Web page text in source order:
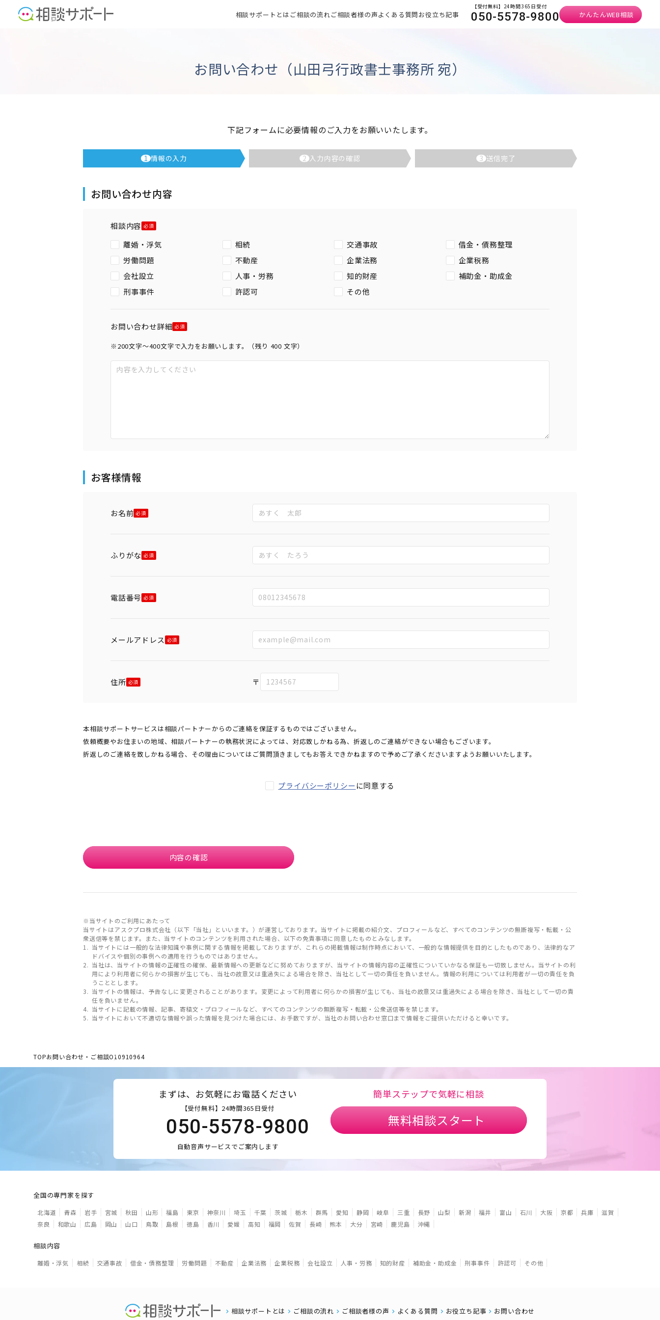
相談サポートとは ご相談の流れご相談者様の声よくある質問お役立ち記事
【受付無料】24時間365日受付
050-5578-9800 かんたんWEB相談
お問い合わせ（山田弓行政書士事務所 宛）
下記フォームに必要情報のご入力をお願いいたします。
1 情報の入力 2 入力内容の確認 3 送信完了
お問い合わせ内容
相談内容
離婚・浮気
相続 交通事故
借金・債務整理
労働問題
不動産 企業法務
企業税務
会社設立
人事・労務 知的財産
補助金・助成金
刑事事件
許認可 その他
お問い合わせ詳細
※200文字〜400文字で入力をお願いします。（残り 400 文字）
お客様情報
お名前
ふりがな
電話番号
メールアドレス
住所 〒
本相談サポートサービスは相談パートナーからのご連絡を保証するものではございません。
依頼概要やお住まいの地域、相談パートナーの執務状況によっては、対応致しかねる為、折返しのご連絡ができない場合もございます。
折返しのご連絡を致しかねる場合、その理由についてはご質問頂きましてもお答えできかねますので予めご了承くださいますようお願いいたします。
プライバシーポリシー に同意する
内容の確認
※当サイトのご利用にあたって
当サイトはアスクプロ株式会社（以下「当社」といいます。）が運営しております。当サイトに掲載の紹介文、プロフィールなど、すべてのコンテンツの無断複写・転載・公
衆送信等を禁じます。また、当サイトのコンテンツを利用された場合、以下の免責事項に同意したものとみなします。
当サイトには一般的な法律知識や事例に関する情報を掲載しておりますが、これらの掲載情報は制作時点において、一般的な情報提供を目的としたものであり、法律的なア
ドバイスや個別の事例への適用を行うものではありません。
当社は、当サイトの情報の正確性の確保、最新情報への更新などに努めておりますが、当サイトの情報内容の正確性についていかなる保証も一切致しません。当サイトの利
用により利用者に何らかの損害が生じても、当社の故意又は重過失による場合を除き、当社として一切の責任を負いません。情報の利用については利用者が一切の責任を負
うこととします。
当サイトの情報は、予告なしに変更されることがあります。変更によって利用者に何らかの損害が生じても、当社の故意又は重過失による場合を除き、当社として一切の責
任を負いません。
当サイトに記載の情報、記事、寄稿文・プロフィールなど、すべてのコンテンツの無断複写・転載・公衆送信等を禁じます。
当サイトにおいて不適切な情報や誤った情報を見つけた場合には、お手数ですが、当社のお問い合わせ窓口まで情報をご提供いただけると幸いです。
TOPお問い合わせ・ご相談O10910964
まずは、お気軽にお電話ください
【受付無料】24時間365日受付
050-5578-9800
自動音声サービスでご案内します
簡単ステップで気軽に相談
無料相談スタート
全国の専門家を探す
北海道 青森 岩手 宮城 秋田 山形 福島 東京 神奈川 埼玉 千葉 茨城 栃木 群馬 愛知 静岡 岐阜 三重 長野 山梨 新潟 福井 富山 石川 大阪 京都 兵庫
滋賀
奈良
和歌山 広島 岡山 山口 鳥取 島根 徳島 香川 愛媛 高知 福岡 佐賀 長崎 熊本 大分 宮崎 鹿児島 沖縄
相談内容
離婚・浮気 相続 交通事故 借金・債務整理 労働問題 不動産 企業法務 企業税務 会社設立 人事・労務 知的財産 補助金・助成金 刑事事件 許認可 その他
相談サポートとは ご相談の流れ ご相談者様の声 よくある質問 お役立ち記事 お問い合わせ